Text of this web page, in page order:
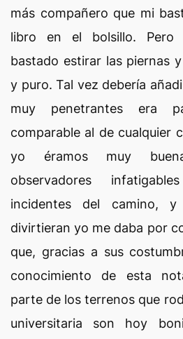
más compañero que mi
libro en el bolsillo. Pero
bastado estirar las piernas
y puro. Tal vez debería
muy penetrantes era
comparable al de cualquier
yo éramos muy
observadores
incidentes del camino,
divirtieran yo me daba por
que, gracias a sus
conocimiento de esta
parte de los terrenos que
universitaria son hoy